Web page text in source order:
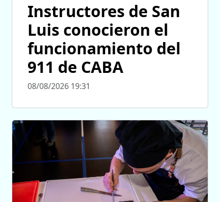
Instructores de San
Luis conocieron el
funcionamiento del
911 de CABA
08/08/2026 19:31